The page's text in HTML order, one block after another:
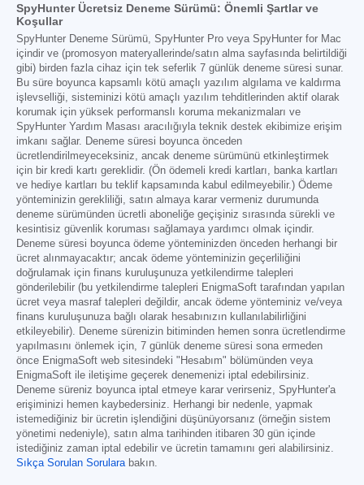
SpyHunter Ücretsiz Deneme Sürümü: Önemli Şartlar ve
Koşullar
SpyHunter Deneme Sürümü, SpyHunter Pro veya SpyHunter for Mac
içindir ve (promosyon materyallerinde/satın alma sayfasında belirtildiği
gibi) birden fazla cihaz için tek seferlik 7 günlük deneme süresi sunar.
Bu süre boyunca kapsamlı kötü amaçlı yazılım algılama ve kaldırma
işlevselliği, sisteminizi kötü amaçlı yazılım tehditlerinden aktif olarak
korumak için yüksek performanslı koruma mekanizmaları ve
SpyHunter Yardım Masası aracılığıyla teknik destek ekibimize erişim
imkanı sağlar. Deneme süresi boyunca önceden
ücretlendirilmeyeceksiniz, ancak deneme sürümünü etkinleştirmek
için bir kredi kartı gereklidir. (Ön ödemeli kredi kartları, banka kartları
ve hediye kartları bu teklif kapsamında kabul edilmeyebilir.) Ödeme
yönteminizin gerekliliği, satın almaya karar vermeniz durumunda
deneme sürümünden ücretli aboneliğe geçişiniz sırasında sürekli ve
kesintisiz güvenlik koruması sağlamaya yardımcı olmak içindir.
Deneme süresi boyunca ödeme yönteminizden önceden herhangi bir
ücret alınmayacaktır; ancak ödeme yönteminizin geçerliliğini
doğrulamak için finans kuruluşunuza yetkilendirme talepleri
gönderilebilir (bu yetkilendirme talepleri EnigmaSoft tarafından yapılan
ücret veya masraf talepleri değildir, ancak ödeme yönteminiz ve/veya
finans kuruluşunuza bağlı olarak hesabınızın kullanılabilirliğini
etkileyebilir). Deneme sürenizin bitiminden hemen sonra ücretlendirme
yapılmasını önlemek için, 7 günlük deneme süresi sona ermeden
önce EnigmaSoft web sitesindeki "Hesabım" bölümünden veya
EnigmaSoft ile iletişime geçerek denemenizi iptal edebilirsiniz.
Deneme süreniz boyunca iptal etmeye karar verirseniz, SpyHunter'a
erişiminizi hemen kaybedersiniz. Herhangi bir nedenle, yapmak
istemediğiniz bir ücretin işlendiğini düşünüyorsanız (örneğin sistem
yönetimi nedeniyle), satın alma tarihinden itibaren 30 gün içinde
istediğiniz zaman iptal edebilir ve ücretin tamamını geri alabilirsiniz.
Sıkça Sorulan Sorularabakın.